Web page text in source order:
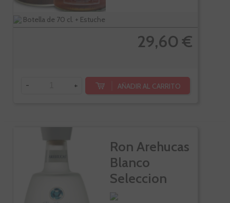
Botella de 70 cl. + Estuche
29,60 €
- + AÑADIR AL CARRITO
Ron Arehucas
Blanco
Seleccion
Familiar